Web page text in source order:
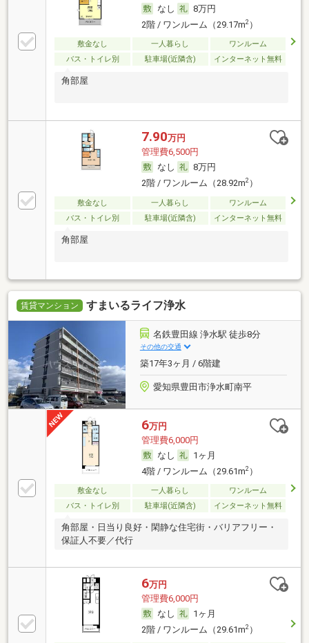
なし
8万円
2階 / ワンルーム（29.17m2）
敷金なし 一人暮らし
ワンルーム
バス・トイレ別
駐車場(近隣含) インターネット無料
角部屋
7.90万円
管理費6,500円
なし
8万円
2階 / ワンルーム（28.92m2）
敷金なし 一人暮らし
ワンルーム
バス・トイレ別
駐車場(近隣含) インターネット無料
角部屋
賃貸マンション すまいるライフ浄水
名鉄豊田線 浄水駅 徒歩8分
その他の交通
築17年3ヶ月 / 6階建
愛知県豊田市浄水町南平
6万円
管理費6,000円
なし
1ヶ月
4階 / ワンルーム（29.61m2）
敷金なし 一人暮らし
ワンルーム
バス・トイレ別
駐車場(近隣含) インターネット無料
角部屋・日当り良好・閑静な住宅街・バリアフリー・
保証人不要／代行
6万円
管理費6,000円
なし
1ヶ月
2階 / ワンルーム（29.61m2）